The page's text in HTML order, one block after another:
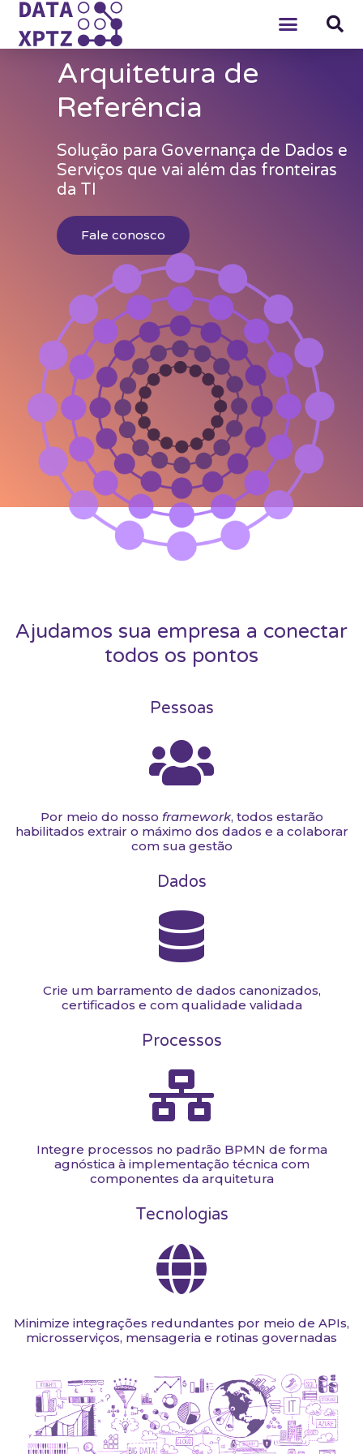
Arquitetura de
Referência
Solução para Governança de Dados e
Serviços que vai além das fronteiras
da TI
Fale conosco
Ajudamos sua empresa a conectar
todos os pontos
Pessoas
Por meio do nosso framework, todos estarão
habilitados extrair o máximo dos dados e a colaborar
com sua gestão
Dados
Crie um barramento de dados canonizados,
certificados e com qualidade validada
Processos
Integre processos no padrão BPMN de forma
agnóstica à implementação técnica com
componentes da arquitetura
Tecnologias
Minimize integrações redundantes por meio de APIs,
microsserviços, mensageria e rotinas governadas